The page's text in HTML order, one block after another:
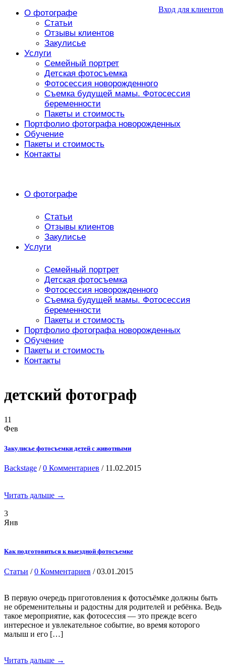
О фотографе
Статьи
Отзывы клиентов
Закулисье
Услуги
Семейный портрет
Детская фотосъемка
Фотосессия новорожденного
Съемка будущей мамы. Фотосессия
беременности
Пакеты и стоимость
Портфолио фотографа новорожденных
Обучение
Пакеты и стоимость
Контакты
Вход для клиентов
О фотографе
Статьи
Отзывы клиентов
Закулисье
Услуги
Семейный портрет
Детская фотосъемка
Фотосессия новорожденного
Съемка будущей мамы. Фотосессия
беременности
Пакеты и стоимость
Портфолио фотографа новорожденных
Обучение
Пакеты и стоимость
Контакты
детский фотограф
11
Фев
Закулисье фотосъемки детей с животными
Backstage /0 Комментариев / 11.02.2015
Читать дальше →
3
Янв
Как подготовиться к выездной фотосъемке
Статьи /0 Комментариев / 03.01.2015
В первую очередь приготовления к фотосъёмке должны быть
не обременительны и радостны для родителей и ребёнка. Ведь
такое мероприятие, как фотосессия — это прежде всего
интересное и увлекательное событие, во время которого
малыш и его […]
Читать дальше →